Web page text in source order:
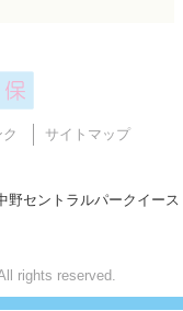
ク
サイトマップ
セントラルパークイース
rights reserved.